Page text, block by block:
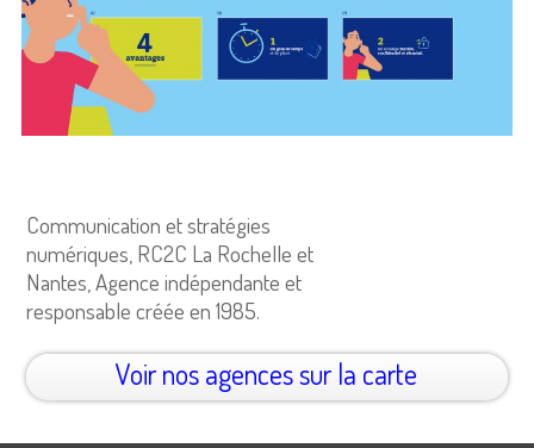
Communication et stratégies
numériques, RC2C La Rochelle et
Nantes, Agence indépendante et
responsable créée en 1985.
Voir nos agences sur la carte